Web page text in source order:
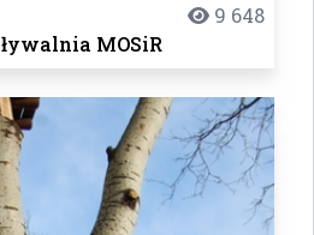
9 648
MOSiR